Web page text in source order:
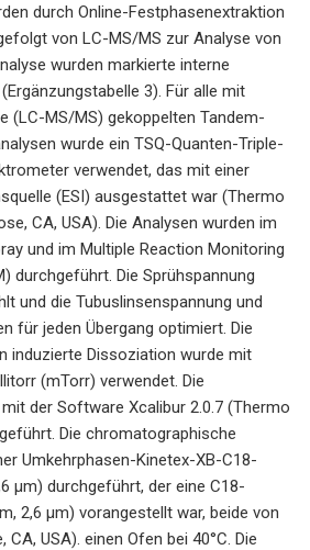
durch Online-Festphasenextraktion
von LC-MS/MS zur Analyse von
wurden markierte interne
3). Für alle mit
(LC-MS/MS) gekoppelten Tandem-
wurde ein TSQ-Quanten-Triple-
verwendet, das mit einer
(ESI) ausgestattet war (Thermo
CA, USA). Die Analysen wurden im
und im Multiple Reaction Monitoring
durchgeführt. Die Sprühspannung
und die Tubuslinsenspannung und
für jeden Übergang optimiert. Die
induzierte Dissoziation wurde mit
(mTorr) verwendet. Die
der Software Xcalibur 2.0.7 (Thermo
Die chromatographische
Umkehrphasen-Kinetex-XB-C18-
μm) durchgeführt, der eine C18-
2,6 μm) vorangestellt war, beide von
USA). einen Ofen bei 40°C. Die